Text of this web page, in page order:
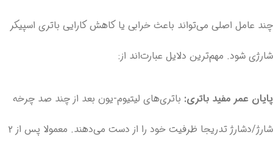
چند عامل اصلی می‌تواند باعث خرابی یا کاهش کارایی باتری اسپیکر
شارژی شود. مهم‌ترین دلایل عبارت‌اند از:
پایان عمر مفید باتری: باتری‌های لیتیوم-یون بعد از چند صد چرخه
شارژ/دشارژ تدریجا ظرفیت خود را از دست می‌دهند. معمولا پس از ۲